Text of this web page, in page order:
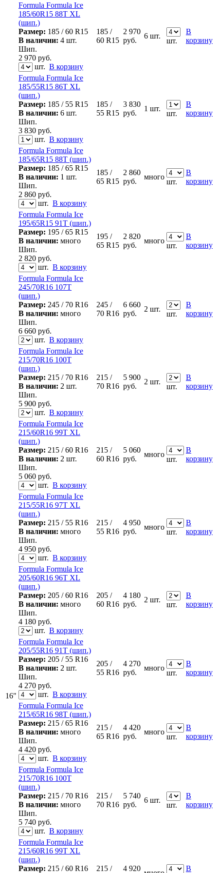
Formula Formula Ice
185/60R15 88T XL
(шип.)
Размер: 185 / 60 R15
В наличии: 4 шт.
Шип.
2 970 руб.
шт. В корзину
185 /
60 R15
2 970
руб.
6 шт.
шт.
В
корзину
Formula Formula Ice
185/55R15 86T XL
(шип.)
Размер: 185 / 55 R15
В наличии: 6 шт.
Шип.
3 830 руб.
шт. В корзину
185 /
55 R15
3 830
руб.
1 шт.
шт.
В
корзину
Formula Formula Ice
185/65R15 88T (шип.)
Размер: 185 / 65 R15
В наличии: 1 шт.
Шип.
2 860 руб.
шт. В корзину
185 /
65 R15
2 860
руб.
много
шт.
В
корзину
Formula Formula Ice
195/65R15 91T (шип.)
Размер: 195 / 65 R15
В наличии: много
Шип.
2 820 руб.
шт. В корзину
195 /
65 R15
2 820
руб.
много
шт.
В
корзину
16"
Formula Formula Ice
245/70R16 107T
(шип.)
Размер: 245 / 70 R16
В наличии: много
Шип.
6 660 руб.
шт. В корзину
245 /
70 R16
6 660
руб.
2 шт.
шт.
В
корзину
Formula Formula Ice
215/70R16 100T
(шип.)
Размер: 215 / 70 R16
В наличии: 2 шт.
Шип.
5 900 руб.
шт. В корзину
215 /
70 R16
5 900
руб.
2 шт.
шт.
В
корзину
Formula Formula Ice
215/60R16 99T XL
(шип.)
Размер: 215 / 60 R16
В наличии: 2 шт.
Шип.
5 060 руб.
шт. В корзину
215 /
60 R16
5 060
руб.
много
шт.
В
корзину
Formula Formula Ice
215/55R16 97T XL
(шип.)
Размер: 215 / 55 R16
В наличии: много
Шип.
4 950 руб.
шт. В корзину
215 /
55 R16
4 950
руб.
много
шт.
В
корзину
Formula Formula Ice
205/60R16 96T XL
(шип.)
Размер: 205 / 60 R16
В наличии: много
Шип.
4 180 руб.
шт. В корзину
205 /
60 R16
4 180
руб.
2 шт.
шт.
В
корзину
Formula Formula Ice
205/55R16 91T (шип.)
Размер: 205 / 55 R16
В наличии: 2 шт.
Шип.
4 270 руб.
шт. В корзину
205 /
55 R16
4 270
руб.
много
шт.
В
корзину
Formula Formula Ice
215/65R16 98T (шип.)
Размер: 215 / 65 R16
В наличии: много
Шип.
4 420 руб.
шт. В корзину
215 /
65 R16
4 420
руб.
много
шт.
В
корзину
Formula Formula Ice
215/70R16 100T
(шип.)
Размер: 215 / 70 R16
В наличии: много
Шип.
5 740 руб.
шт. В корзину
215 /
70 R16
5 740
руб.
6 шт.
шт.
В
корзину
Formula Formula Ice
215/60R16 99T XL
(шип.)
Размер: 215 / 60 R16
215 /
4 920
В